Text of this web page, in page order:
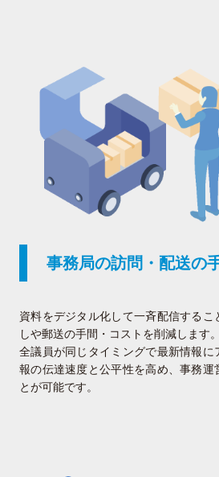
事務局の訪問・配送の
資料をデジタル化して一斉配信する
しや郵送の手間・コストを削減します。
全議員が同じタイミングで最新情報に
報の伝達速度と公平性を高め、事務運
とが可能です。